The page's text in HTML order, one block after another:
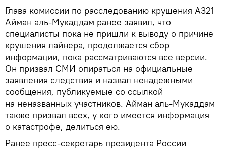
Глава комиссии по расследованию крушения А321
Айман аль-Мукаддам ранее заявил, что
специалисты пока не пришли к выводу о причине
крушения лайнера, продолжается сбор
информации, пока рассматриваются все версии.
Он призвал СМИ опираться на официальные
заявления следствия и назвал ненадежными
сообщения, публикуемые со ссылкой
на неназванных участников. Айман аль-Мукаддам
также призвал всех, у кого имеется информация
о катастрофе, делиться ею.
Ранее пресс-секретарь президента России